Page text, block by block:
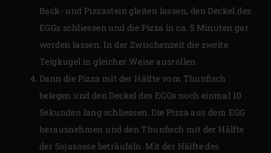
Back- und Pizzastein gleiten lassen, den Deckel des
EGGs schliessen und die Pizza in ca. 5 Minuten gar
werden lassen. In der Zwischenzeit die zweite
Teigkugel in gleicher Weise ausrollen.
Dann die Pizza mit der Hälfte vom Thunfisch
belegen und den Deckel des EGGs noch einmal 10
Sekunden lang schliessen. Die Pizza aus dem EGG
herausnehmen und den Thunfisch mit der Hälfte
der Sojasosse beträufeln. Mit der Hälfte des